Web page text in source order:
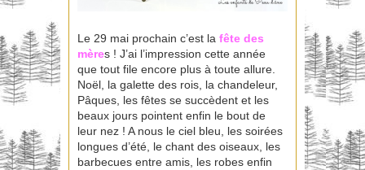
Le 29 mai prochain c’est la fête des
mères ! J’ai l’impression cette année
que tout file encore plus à toute allure.
Noël, la galette des rois, la chandeleur,
Pâques, les fêtes se succèdent et les
beaux jours pointent enfin le bout de
leur nez ! A nous le ciel bleu, les soirées
longues d’été, le chant des oiseaux, les
barbecues entre amis, les robes enfin